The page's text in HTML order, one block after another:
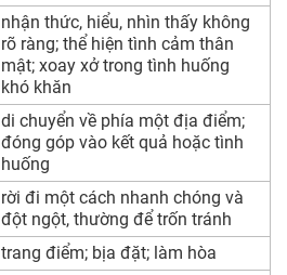
nhận thức, hiểu, nhìn thấy không
rõ ràng; thể hiện tình cảm thân
mật; xoay xở trong tình huống
khó khăn
di chuyển về phía một địa điểm;
đóng góp vào kết quả hoặc tình
huống
rời đi một cách nhanh chóng và
đột ngột, thường để trốn tránh
trang điểm; bịa đặt; làm hòa